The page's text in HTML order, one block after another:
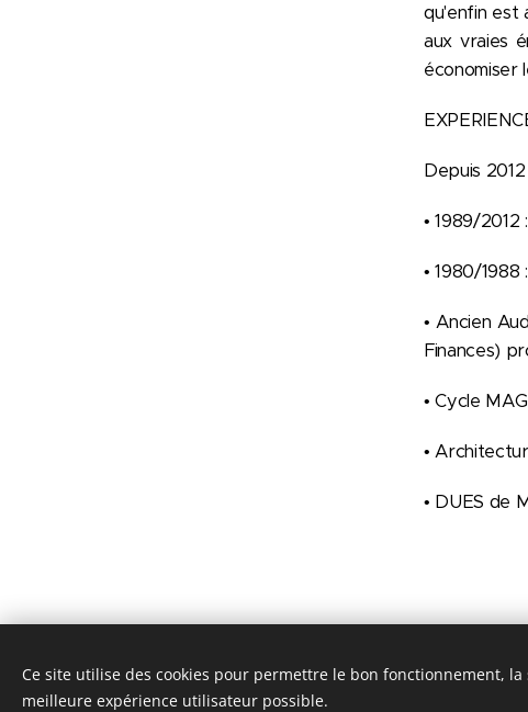
qu'enfin est
aux vraies
économiser
Depuis
• 1989/
• 1980/
• Ancien
Finances)
• Cycle
•
• DUES de
© 2026 France
Ce site utilise des cookies pour permettre le bon fonctionnement,
meilleure expérience utilisateur possible.